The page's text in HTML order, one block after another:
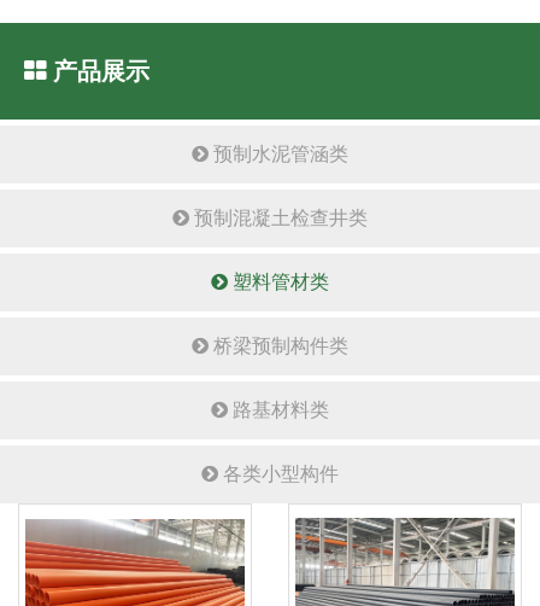
产品展示
预制水泥管涵类
预制混凝土检查井类
塑料管材类
桥梁预制构件类
路基材料类
各类小型构件